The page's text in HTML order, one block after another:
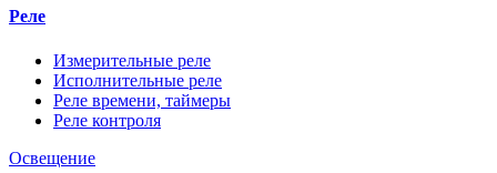
Реле
Измерительные реле
Исполнительные реле
Реле времени, таймеры
Реле контроля
Освещение